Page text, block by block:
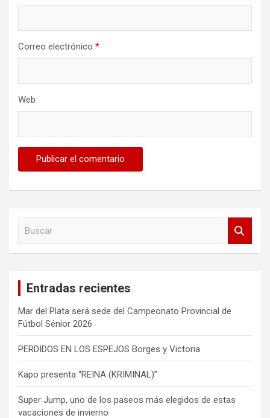
Correo electrónico *
Web
Entradas recientes
Mar del Plata será sede del Campeonato Provincial de
Fútbol Sénior 2026
PERDIDOS EN LOS ESPEJOS Borges y Victoria
Kapo presenta “REINA (KRIMINAL)”
Super Jump, uno de los paseos más elegidos de estas
vacaciones de invierno